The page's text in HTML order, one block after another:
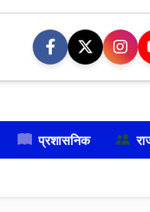
प्रशासनिक